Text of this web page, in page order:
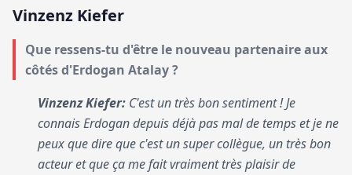
Vinzenz Kiefer
Que ressens-tu d'être le nouveau partenaire aux
côtés d'Erdogan Atalay ?
Vinzenz Kiefer: C'est un très bon sentiment ! Je
connais Erdogan depuis déjà pas mal de temps et je ne
peux que dire que c'est un super collègue, un très bon
acteur et que ça me fait vraiment très plaisir de